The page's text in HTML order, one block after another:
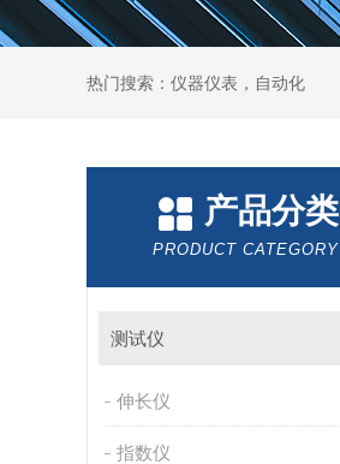
热门搜索：仪器仪表，自动化
产品分类
PRODUCT CATEGORY
测试仪
伸长仪
指数仪